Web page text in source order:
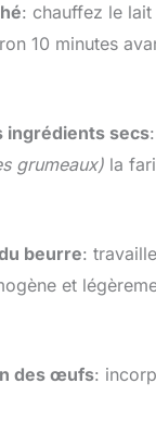
: chauffez le
10 minutes
ingrédients secs
grumeaux) la
beurre:
et
des œufs: